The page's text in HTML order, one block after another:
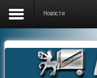
Новости